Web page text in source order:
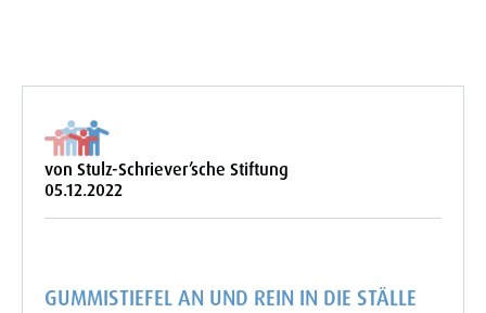
von Stulz-Schriever’sche Stiftung
05.12.2022
GUMMISTIEFEL AN UND REIN IN DIE STÄLLE